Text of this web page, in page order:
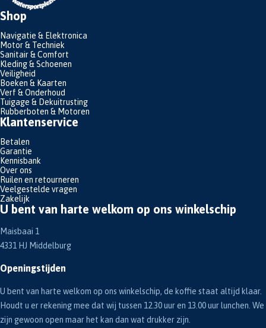
Shop
Navigatie & Elektronica
Motor & Techniek
Sanitair & Comfort
Kleding & Schoenen
Veiligheid
Boeken & Kaarten
Verf & Onderhoud
Tuigage & Dekuitrusting
Rubberboten & Motoren
Klantenservice
Betalen
Garantie
Kennisbank
Over ons
Ruilen en retourneren
Veelgestelde vragen
Zakelijk
U bent van harte welkom op ons winkelschip
Maisbaai 1
4331 HJ Middelburg
Openingstijden
U bent van harte welkom op ons winkelschip, de koffie staat altijd klaar.
Houdt u er rekening mee dat wij tussen 12.30 uur en 13.00 uur lunchen. We
zijn gewoon open maar het kan dan wat drukker zijn.